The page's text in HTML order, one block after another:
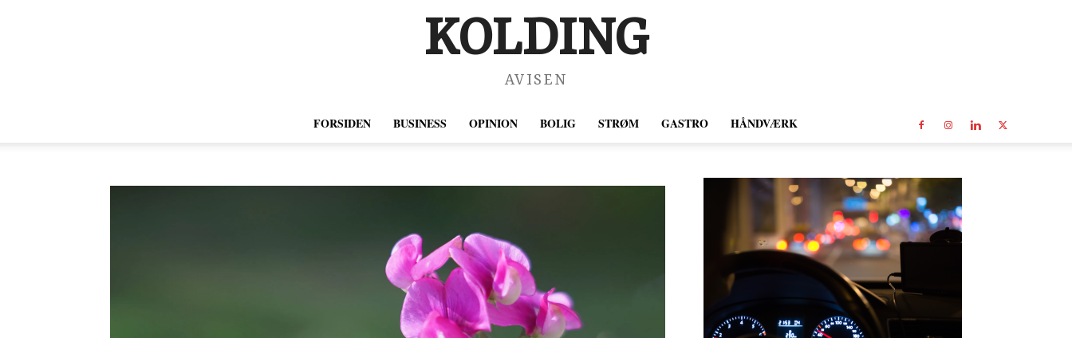
KOLDING
AVISEN
FORSIDEN BUSINESS OPINION BOLIG STRØM GASTRO HÅNDVÆRK